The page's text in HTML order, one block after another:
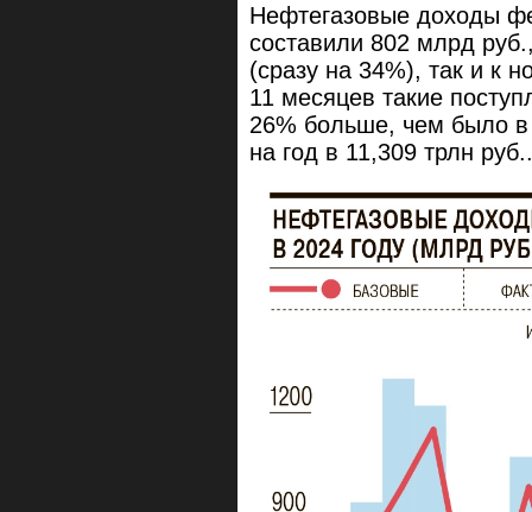
Нефтегазовые доходы
составили 802 млрд
(сразу на 34%), так и к
11 месяцев такие
26% больше, чем было
на год в 11,309 трлн